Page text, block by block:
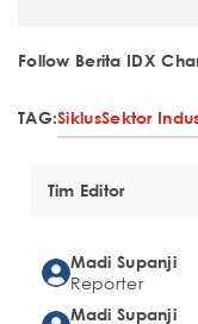
Follow Berita IDX
TAG:SiklusSektor
Tim Editor
Madi Supanji
Reporter
Madi Supanji